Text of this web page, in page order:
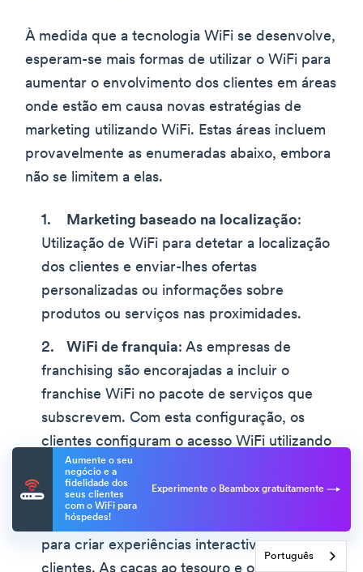
À medida que a tecnologia WiFi se desenvolve,
esperam-se mais formas de utilizar o WiFi para
aumentar o envolvimento dos clientes em áreas
onde estão em causa novas estratégias de
marketing utilizando WiFi. Estas áreas incluem
provavelmente as enumeradas abaixo, embora
não se limitem a elas.
Marketing baseado na localização:
Utilização de WiFi para detetar a localização
dos clientes e enviar-lhes ofertas
personalizadas ou informações sobre
produtos ou serviços nas proximidades.
WiFi de franquia: As empresas de
franchising são encorajadas a incluir o
franchise WiFi no pacote de serviços que
subscrevem. Com esta configuração, os
clientes configuram o acesso WiFi utilizando
uma única credencial em qualquer sucursal
ligada em rede.
Gamificação
para criar experiências interactivas para os
Aumente o seu
negócio e a
fidelidade dos
seus clientes
com o WiFi para
hóspedes!
Experimente o Beambox gratuitamente
Português